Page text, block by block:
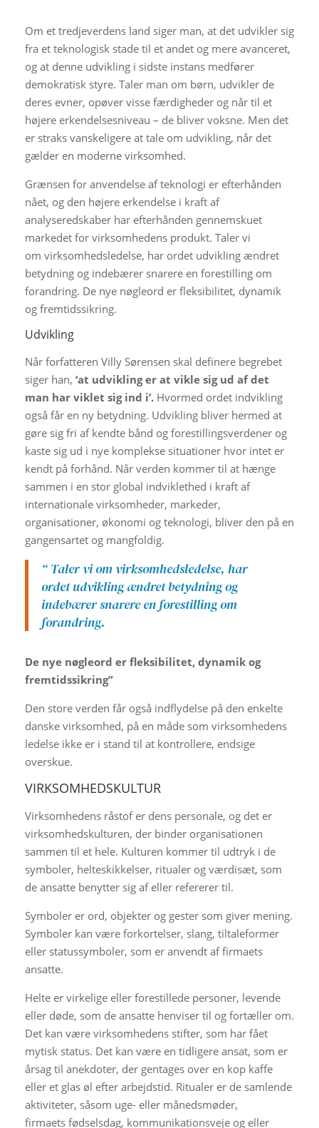
Om et tredjeverdens land siger man, at det udvikler sig
fra et teknologisk stade til et andet og mere avanceret,
og at denne udvikling i sidste instans medfører
demokratisk styre. Taler man om børn, udvikler de
deres evner, opøver visse færdigheder og når til et
højere erkendelsesniveau – de bliver voksne. Men det
er straks vanskeligere at tale om udvikling, når det
gælder en moderne virksomhed.
Grænsen for anvendelse af teknologi er efterhånden
nået, og den højere erkendelse i kraft af
analyseredskaber har efterhånden gennemskuet
markedet for virksomhedens produkt. Taler vi
om virksomhedsledelse, har ordet udvikling ændret
betydning og indebærer snarere en forestilling om
forandring. De nye nøgleord er fleksibilitet, dynamik
og fremtidssikring.
Udvikling
Når forfatteren Villy Sørensen skal definere begrebet
siger han, ‘at udvikling er at vikle sig ud af det
man har viklet sig ind i’. Hvormed ordet indvikling
også får en ny betydning. Udvikling bliver hermed at
gøre sig fri af kendte bånd og forestillingsverdener og
kaste sig ud i nye komplekse situationer hvor intet er
kendt på forhånd. Når verden kommer til at hænge
sammen i en stor global indviklethed i kraft af
internationale virksomheder, markeder,
organisationer, økonomi og teknologi, bliver den på en
gangensartet og mangfoldig.
“ Taler vi om virksomhedsledelse, har
ordet udvikling ændret betydning og
indebærer snarere en forestilling om
forandring.
De nye nøgleord er fleksibilitet, dynamik og
fremtidssikring”
Den store verden får også indflydelse på den enkelte
danske virksomhed, på en måde som virksomhedens
ledelse ikke er i stand til at kontrollere, endsige
overskue.
VIRKSOMHEDSKULTUR
Virksomhedens råstof er dens personale, og det er
virksomhedskulturen, der binder organisationen
sammen til et hele. Kulturen kommer til udtryk i de
symboler, helteskikkelser, ritualer og værdisæt, som
de ansatte benytter sig af eller refererer til.
Symboler er ord, objekter og gester som giver mening.
Symboler kan være forkortelser, slang, tiltaleformer
eller statussymboler, som er anvendt af firmaets
ansatte.
Helte er virkelige eller forestillede personer, levende
eller døde, som de ansatte henviser til og fortæller om.
Det kan være virksomhedens stifter, som har fået
mytisk status. Det kan være en tidligere ansat, som er
årsag til anekdoter, der gentages over en kop kaffe
eller et glas øl efter arbejdstid. Ritualer er de samlende
aktiviteter, såsom uge- eller månedsmøder,
firmaets fødselsdag, kommunikationsveje og eller